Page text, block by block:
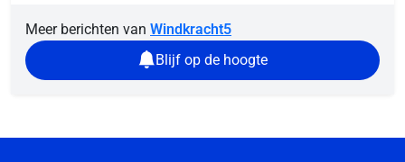
Meer berichten van Windkracht5
Blijf op de hoogte